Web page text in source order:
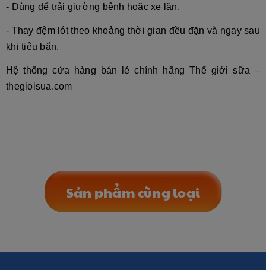
- Dùng để trải giường bệnh hoặc xe lăn.
- Thay đệm lót theo khoảng thời gian đều đặn và ngay sau
khi tiêu bẩn.
Hệ thống cửa hàng bán lẻ chính hãng Thế giới sữa –
thegioisua.com
Sản phẩm cùng loại